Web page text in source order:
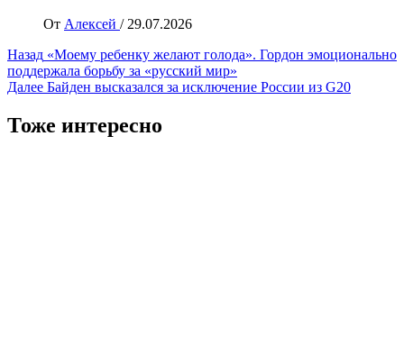
От Алексей / 29.07.2026
Навигация
записи
Назад «Моему ребенку желают голода». Гордон эмоционально
поддержала борьбу за «русский мир»
Далее Байден высказался за исключение России из G20
Тоже интересно